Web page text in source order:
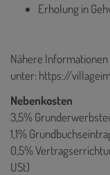
Erholung in
Nähere Informationen
unter:https://
Nebenkosten
3,5%
1,1%
0,5%
USt)